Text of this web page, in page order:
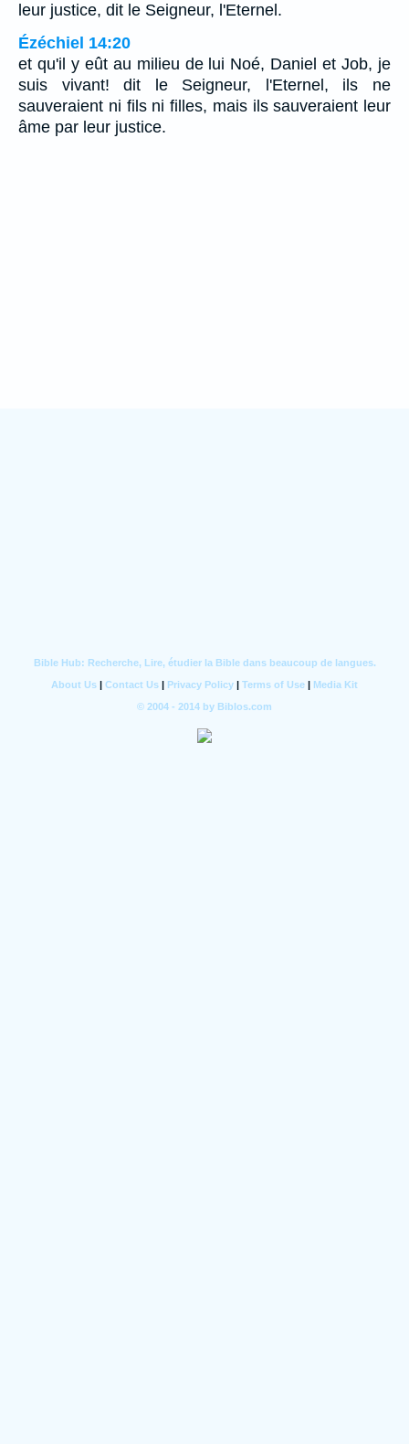
leur justice, dit le Seigneur, l'Eternel.
Ézéchiel 14:20
et qu'il y eût au milieu de lui Noé, Daniel et Job, je
suis vivant! dit le Seigneur, l'Eternel, ils ne
sauveraient ni fils ni filles, mais ils sauveraient leur
âme par leur justice.